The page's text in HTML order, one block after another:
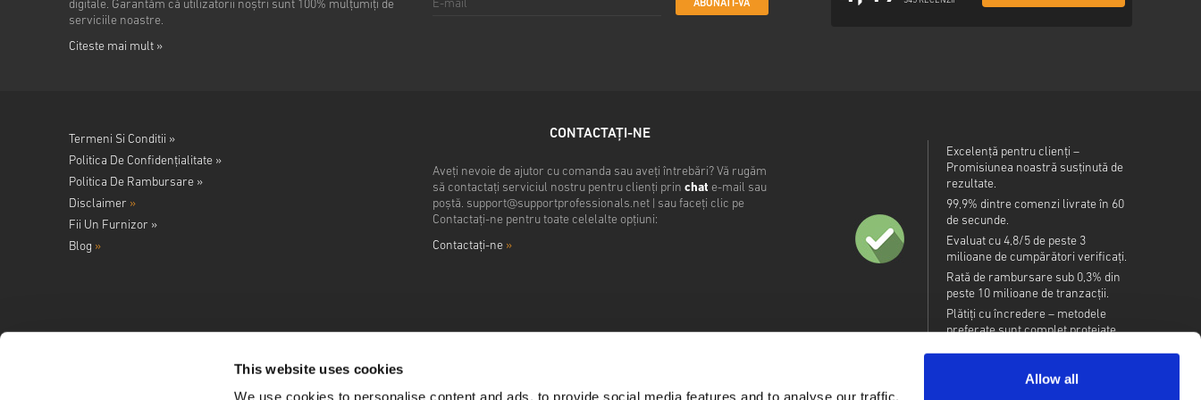
This website uses cookies
We use cookies to personalise content and ads, to provide social media features and to analyse our traffic.
Allow all
digitale. Garantăm că utilizatorii noștri sunt 100% mulțumiți de
serviciile noastre.
Citeste mai mult »
ABONATI-VA
Termeni Si Conditii »
Politica De Confidențialitate »
Politica De Rambursare »
Disclaimer »
Fii Un Furnizor »
Blog »
CONTACTAȚI-NE
Aveți nevoie de ajutor cu comanda sau aveți întrebări? Vă rugăm
să contactați serviciul nostru pentru clienți prin chat e-mail sau
poștă. support@supportprofessionals.net| sau faceți clic pe
Contactați-ne pentru toate celelalte opțiuni:
Contactaţi-ne »
Excelență pentru clienți –
Promisiunea noastră susținută de
rezultate.
99,9% dintre comenzi livrate în 60
de secunde.
Evaluat cu 4,8/5 de peste 3
milioane de cumpărători verificați.
Rată de rambursare sub 0,3% din
peste 10 milioane de tranzacții.
Plătiți cu încredere – metodele
preferate sunt complet protejate.